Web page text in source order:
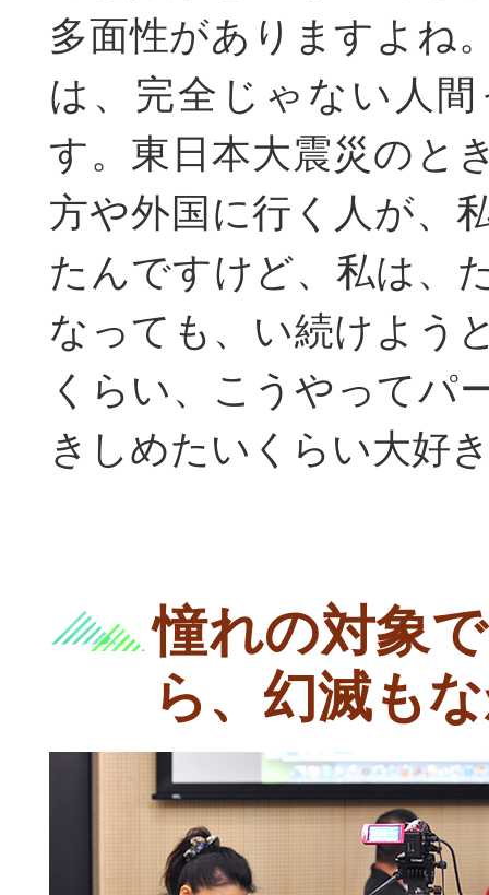
多面性がありますよね
は、完全じゃない人
す。東日本大震災のと
方や外国に行く人が、
たんですけど、私は、
なっても、い続けよう
くらい、こうやってパ
きしめたいくらい大好
憧れの対象
ら、幻滅も